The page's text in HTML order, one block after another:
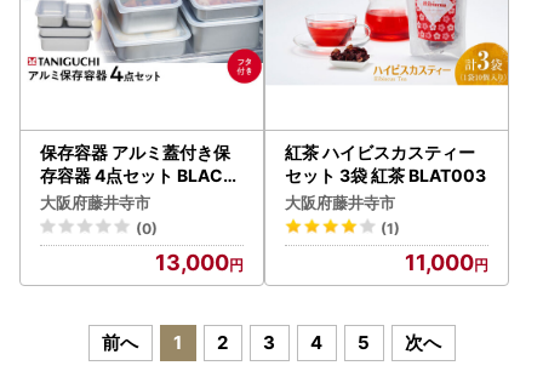
保存容器 アルミ蓋付き保
存容器 4点セット BLAC01
9
大阪府藤井寺市
(0)
13,000
紅茶 ハイビスカスティー
セット 3袋 紅茶 BLAT003
大阪府藤井寺市
(1)
11,000
前へ 1 2 3 4 5 次へ